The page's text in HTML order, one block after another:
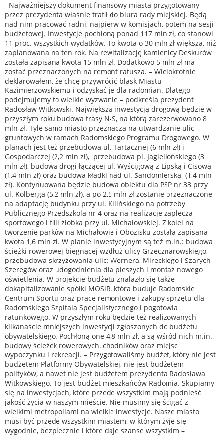
Najważniejszy dokument finansowy miasta przygotowany
przez prezydenta właśnie trafił do biura rady miejskiej. Będą
nad nim pracować radni, najpierw w komisjach, potem na sesji
budżetowej. Inwestycje pochłoną ponad 117 mln zł, co stanowi
11 proc. wszystkich wydatków. To kwota o 30 mln zł większa, niż
zaplanowana na ten rok. Na rewitalizację kamienicy Deskurów
została zapisana kwota 15 mln zł. Dodatkowo 5 mln zł ma
zostać przeznaczonych na remont ratusza. – Wielokrotnie
deklarowałem, że chcę przywrócić blask Miastu
Kazimierzowskiemu i odzyskać je dla radomian. Dlatego
podejmujemy to wielkie wyzwanie – podkreśla prezydent
Radosław Witkowski. Największą inwestycją drogową będzie w
przyszłym roku budowa trasy N-S, na którą zarezerwowano 8
mln zł. Tyle samo miasto przeznacza na utwardzanie ulic
gruntowych w ramach Radomskiego Programu Drogowego. W
planach jest też przebudowa ul. Tartacznej (6 mln zł) i
Gospodarczej (2,2 mln zł), przebudowa pl. Jagiellońskiego (3
mln zł), budowa drogi łączącej ul. Wyścigową z Lipską i Cisową
(1,4 mln zł) oraz budowa kładki nad ul. Sandomierską (1,4 mln
zł). Kontynuowana będzie budowa obiektu dla PSP nr 33 przy
ul. Kolberga (5,2 mln zł), a po 2,5 mln zł zostanie przeznaczone
na adaptację budynku przy ul. Kilińskiego na potrzeby
Publicznego Przedszkola nr 4 oraz na realizacje zaplecza
sportowego i filii żłobka przy ul. Michałowskiej. Z kolei na
tworzenie parków na Michałowie i Obozisku została zapisana
kwota 1,6 mln zł. W planie inwestycyjnym są też m.in.: budowa
ścieżki rowerowej biegnącej wzdłuż ulicy Grzecznarowskiego,
przebudowa skrzyżowania ulic: Wernera, Mireckiego i Szarych
Szeregów oraz udogodnienia dla pieszych i montaż nowego
oświetlenia. W projekcie budżetu znalazło się także
dokapitalizowanie spółki MOSiR, która buduje Radomskie
Centrum Sportu oraz prace remontowe i zakupy sprzętu dla
Radomskiego Szpitala Specjalistycznego i pogotowia
ratunkowego. W przyszłym roku będzie też realizowanych
kilkanaście mniejszych inwestycji zgłoszonych do budżetu
obywatelskiego. Pochłoną one 4,8 mln zł, a są wśród nich m.in.
budowy ścieżek rowerowych, chodników oraz miejsc
wypoczynku i rekreacji. – Przygotowaliśmy budżet, który nie jest
budżetem Platformy Obywatelskiej, nie jest budżetem
polityków, a nawet nie jest budżetem prezydenta Radosława
Witkowskiego. To jest budżet mieszkańców Radomia. Skupiamy
się na inwestycjach, które przede wszystkim mają podnieść
jakość życia w naszym mieście. Nie musimy się ścigać z
wielkimi metropoliami na wielkie inwestycje. Nasze miasto
musi być przede wszystkim miastem, w którym żyje się
wygodnie, bezpiecznie i które daje szanse wszystkim –